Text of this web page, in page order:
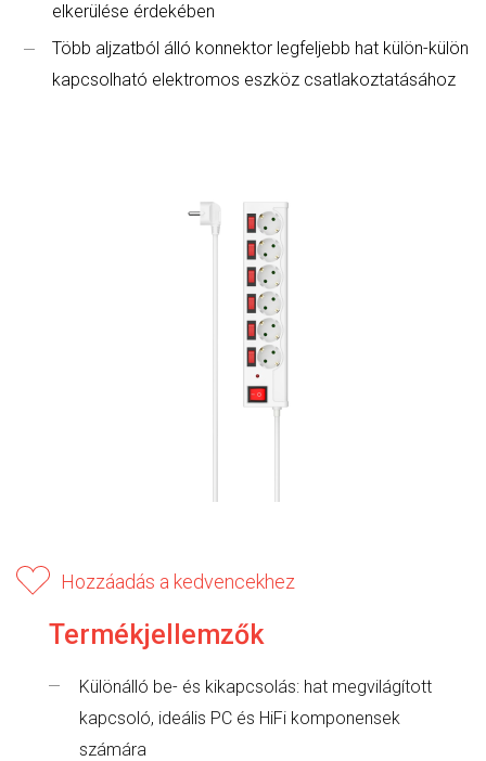
Hozzáadás a kedvencekhez
elkerülése érdekében
Több aljzatból álló konnektor legfeljebb hat külön-külön
kapcsolható elektromos eszköz csatlakoztatásához
Termékjellemzők
Különálló be- és kikapcsolás: hat megvilágított
kapcsoló, ideális PC és HiFi komponensek
számára